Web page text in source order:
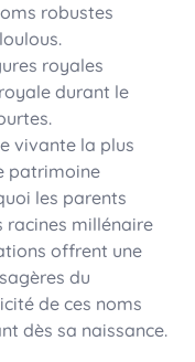
robustes
royales
durant le
vivante la plus
patrimoine
les parents
racines millénaire
offrent une
du
de ces noms
dès sa naissance.